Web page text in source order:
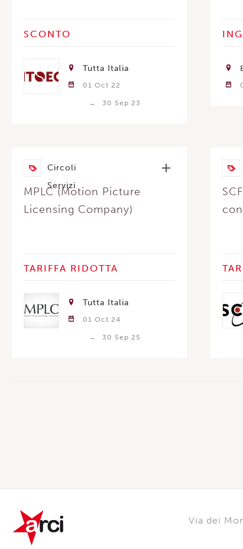
SCONTO
Tutta Italia
01 Oct 22
30 Sep 23
Circoli
Servizi
MPLC (Motion Picture
Licensing Company)
TARIFFA RIDOTTA
Tutta Italia
01 Oct 24
30 Sep 25
Via dei